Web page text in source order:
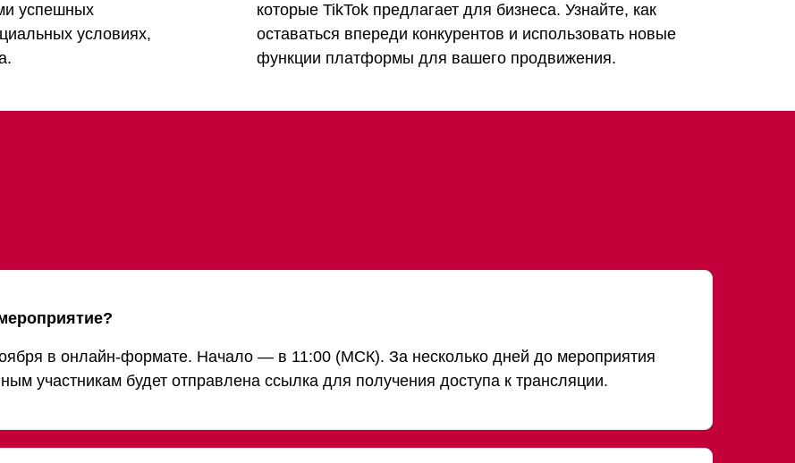
успешных
условиях,
которые TikTok предлагает для бизнеса. Узнайте, как
оставаться впереди конкурентов и использовать новые
функции платформы для вашего продвижения.
в онлайн-формате. Начало ― в 11:00 (МСК). За несколько дней до мероприятия
участникам будет отправлена ссылка для получения доступа к трансляции.